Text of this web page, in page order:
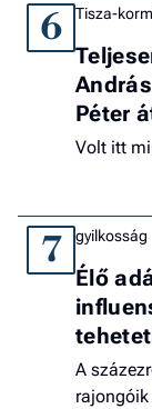
6 Tisza-
Péter
Volt itt
7 gyilkosság
Élő
A